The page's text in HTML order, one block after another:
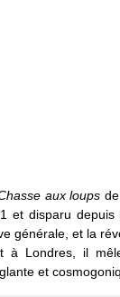
aux loups de
et disparu depuis
générale, et la
à Londres, il
et